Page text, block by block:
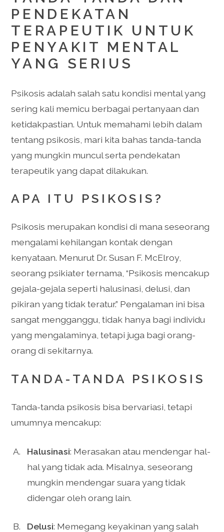
PENDEKATAN
TERAPEUTIK UNTUK
PENYAKIT MENTAL
YANG SERIUS
Psikosis adalah salah satu kondisi mental yang
sering kali memicu berbagai pertanyaan dan
ketidakpastian. Untuk memahami lebih dalam
tentang psikosis, mari kita bahas tanda-tanda
yang mungkin muncul serta pendekatan
terapeutik yang dapat dilakukan.
APA ITU PSIKOSIS?
Psikosis merupakan kondisi di mana seseorang
mengalami kehilangan kontak dengan
kenyataan. Menurut Dr. Susan F. McElroy,
seorang psikiater ternama, “Psikosis mencakup
gejala-gejala seperti halusinasi, delusi, dan
pikiran yang tidak teratur.” Pengalaman ini bisa
sangat mengganggu, tidak hanya bagi individu
yang mengalaminya, tetapi juga bagi orang-
orang di sekitarnya.
TANDA-TANDA PSIKOSIS
Tanda-tanda psikosis bisa bervariasi, tetapi
umumnya mencakup:
Halusinasi: Merasakan atau mendengar hal-
hal yang tidak ada. Misalnya, seseorang
mungkin mendengar suara yang tidak
didengar oleh orang lain.
Delusi: Memegang keyakinan yang salah